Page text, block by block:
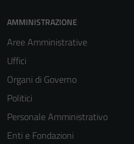
AMMINISTRAZIONE
Aree Amministrative
Uffici
Organi di Governo
Politici
Personale Amministrativo
Enti e Fondazioni